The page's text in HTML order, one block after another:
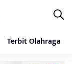
Terbit Olahraga